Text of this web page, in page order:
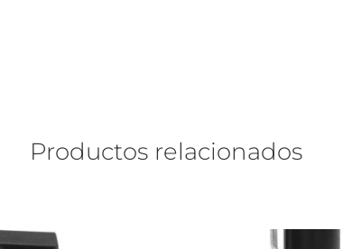
Productos relacionados